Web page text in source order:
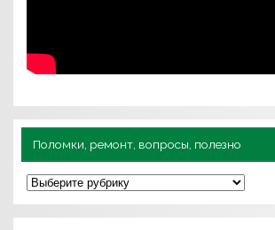
Поломки, ремонт, вопросы, полезно
П
о
л
о